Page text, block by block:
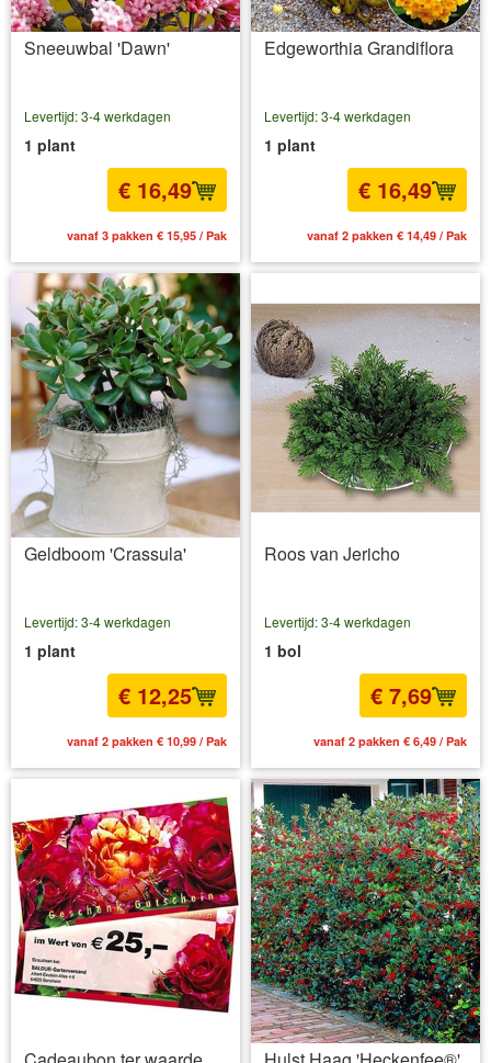
Sneeuwbal 'Dawn'
Levertijd: 3-4 werkdagen
1 plant
€ 16,49
vanaf 3 pakken € 15,95 / Pak
Edgeworthia Grandiflora
Levertijd: 3-4 werkdagen
1 plant
€ 16,49
vanaf 2 pakken € 14,49 / Pak
Geldboom 'Crassula'
Levertijd: 3-4 werkdagen
1 plant
€ 12,25
vanaf 2 pakken € 10,99 / Pak
Roos van Jericho
Levertijd: 3-4 werkdagen
1 bol
€ 7,69
vanaf 2 pakken € 6,49 / Pak